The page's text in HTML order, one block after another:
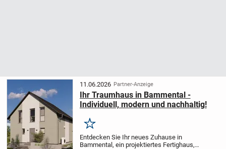
11.06.2026 Partner-Anzeige
Ihr Traumhaus in Bammental -
Individuell, modern und nachhaltig!
Merken
Entdecken Sie Ihr neues Zuhause in
Bammental, ein projektiertes Fertighaus,